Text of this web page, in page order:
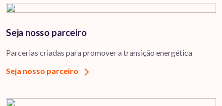
Seja nosso parceiro
Parcerias criadas para promover a transição energética
Seja nosso parceiro